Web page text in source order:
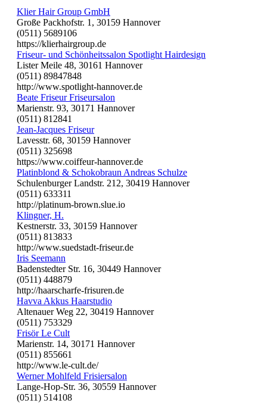
Klier Hair Group GmbH
Große Packhofstr. 1, 30159 Hannover
(0511) 5689106
https://klierhairgroup.de
Friseur- und Schönheitssalon Spotlight Hairdesign
Lister Meile 48, 30161 Hannover
(0511) 89847848
http://www.spotlight-hannover.de
Beate Friseur Friseursalon
Marienstr. 93, 30171 Hannover
(0511) 812841
Jean-Jacques Friseur
Lavesstr. 68, 30159 Hannover
(0511) 325698
https://www.coiffeur-hannover.de
Platinblond & Schokobraun Andreas Schulze
Schulenburger Landstr. 212, 30419 Hannover
(0511) 633311
http://platinum-brown.slue.io
Klingner, H.
Kestnerstr. 33, 30159 Hannover
(0511) 813833
http://www.suedstadt-friseur.de
Iris Seemann
Badenstedter Str. 16, 30449 Hannover
(0511) 448879
http://haarscharfe-frisuren.de
Havva Akkus Haarstudio
Altenauer Weg 22, 30419 Hannover
(0511) 753329
Frisör Le Cult
Marienstr. 14, 30171 Hannover
(0511) 855661
http://www.le-cult.de/
Werner Mohlfeld Frisiersalon
Lange-Hop-Str. 36, 30559 Hannover
(0511) 514108